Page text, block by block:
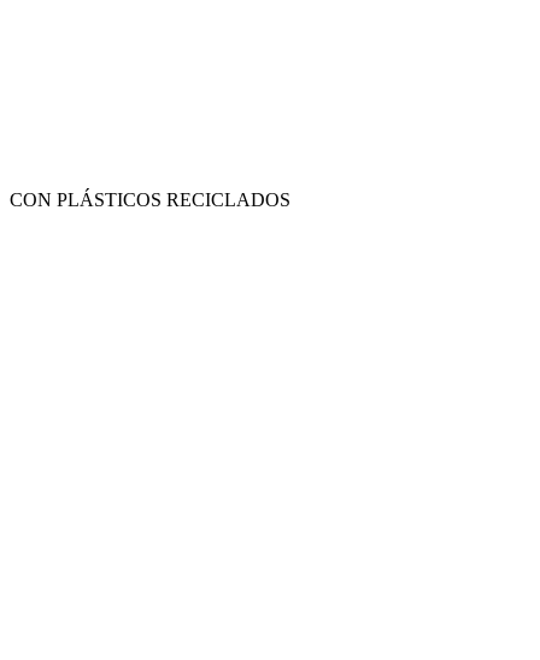
CON PLÁSTICOS RECICLADOS